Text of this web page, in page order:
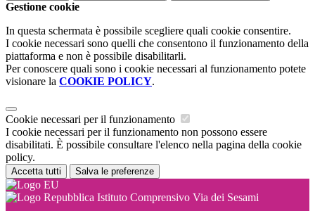
Gestione cookie
In questa schermata è possibile scegliere quali cookie consentire.
I cookie necessari sono quelli che consentono il funzionamento della
piattaforma e non è possibile disabilitarli.
Per conoscere quali sono i cookie necessari al funzionamento potete
visionare la COOKIE POLICY.
Cookie necessari per il funzionamento
I cookie necessari per il funzionamento non possono essere
disabilitati. È possibile consultare l'elenco nella pagina della cookie
policy.
Accetta tutti Salva le preferenze
Istituto Comprensivo Via dei Sesami